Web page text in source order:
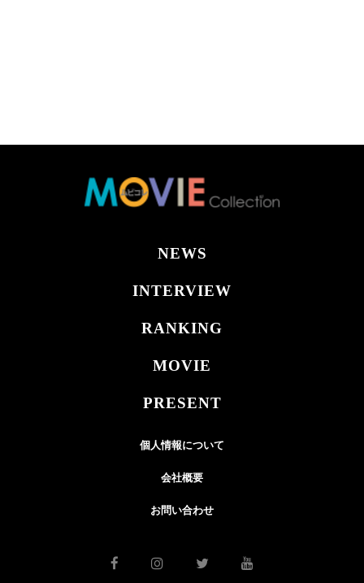
NEWS
INTERVIEW
RANKING
MOVIE
PRESENT
個人情報について
会社概要
お問い合わせ